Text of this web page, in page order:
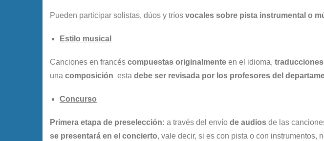
Pueden participar solistas, dúos y tríos vocales sobre pista instrumenta l o
Estilo musical
Canciones en francés compuestas originalmente en el idioma,
una composición esta debe ser revisada por los profesores del
Concurso
Primera etapa de preselección: a través del envío de audios de las
se presentará en el concierto, vale decir, si es con pista o con instrumentos,